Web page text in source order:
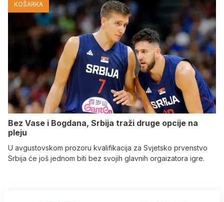
KOŠARKA
Bez Vase i Bogdana, Srbija traži druge opcije na
pleju
U avgustovskom prozoru kvalifikacija za Svjetsko prvenstvo
Srbija će još jednom biti bez svojih glavnih orgaizatora igre.